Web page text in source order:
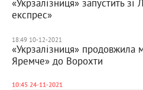
«Укрзалізниця» запустить зі
експрес»
18:49 10-12-2021
«Укрзалізниця» продовжила
Яремче» до Ворохти
10:45 24-11-2021